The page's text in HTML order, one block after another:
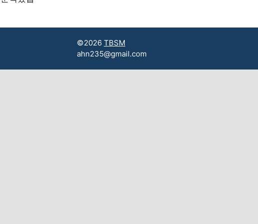
©2026 TBSM
ahn235@gmail.com